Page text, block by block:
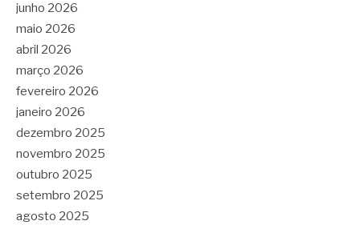
junho 2026
maio 2026
abril 2026
março 2026
fevereiro 2026
janeiro 2026
dezembro 2025
novembro 2025
outubro 2025
setembro 2025
agosto 2025